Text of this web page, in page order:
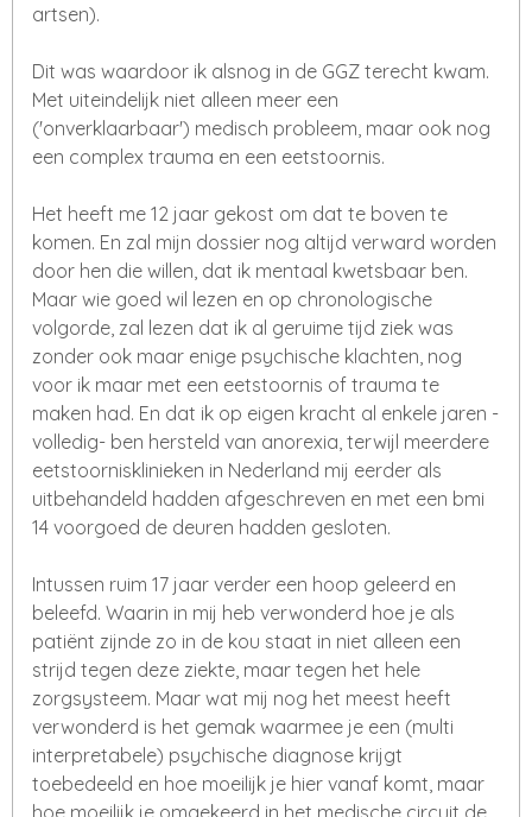
artsen).
Dit was waardoor ik alsnog in de GGZ terecht kwam.
Met uiteindelijk niet alleen meer een
('onverklaarbaar') medisch probleem, maar ook nog
een complex trauma en een eetstoornis.
Het heeft me 12 jaar gekost om dat te boven te
komen. En zal mijn dossier nog altijd verward worden
door hen die willen, dat ik mentaal kwetsbaar ben.
Maar wie goed wil lezen en op chronologische
volgorde, zal lezen dat ik al geruime tijd ziek was
zonder ook maar enige psychische klachten, nog
voor ik maar met een eetstoornis of trauma te
maken had. En dat ik op eigen kracht al enkele jaren -
volledig- ben hersteld van anorexia, terwijl meerdere
eetstoornisklinieken in Nederland mij eerder als
uitbehandeld hadden afgeschreven en met een bmi
14 voorgoed de deuren hadden gesloten.
Intussen ruim 17 jaar verder een hoop geleerd en
beleefd. Waarin in mij heb verwonderd hoe je als
patiënt zijnde zo in de kou staat in niet alleen een
strijd tegen deze ziekte, maar tegen het hele
zorgsysteem. Maar wat mij nog het meest heeft
verwonderd is het gemak waarmee je een (multi
interpretabele) psychische diagnose krijgt
toebedeeld en hoe moeilijk je hier vanaf komt, maar